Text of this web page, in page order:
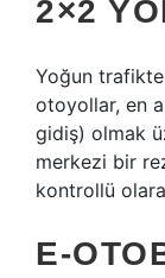
2×2
Yoğun trafikte
otoyollar, en
gidiş) olmak
merkezi bir
kontrollü
E-